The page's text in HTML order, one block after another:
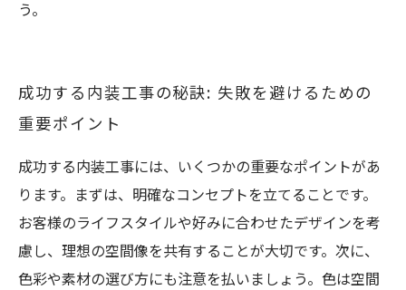
う。
成功する内装工事の秘訣: 失敗を避けるための
重要ポイント
成功する内装工事には、いくつかの重要なポイントがあ
ります。まずは、明確なコンセプトを立てることです。
お客様のライフスタイルや好みに合わせたデザインを考
慮し、理想の空間像を共有することが大切です。次に、
色彩や素材の選び方にも注意を払いましょう。色は空間